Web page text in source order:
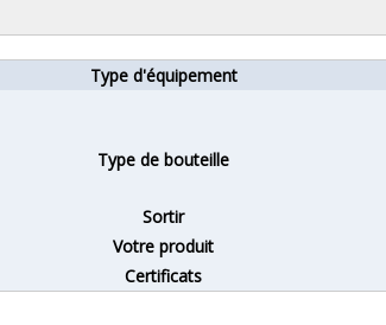
Type d'équipement
Type de bouteille
Sortir
Votre produit
Certificats